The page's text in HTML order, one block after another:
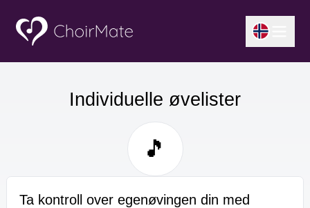
Individuelle øvelister
Ta kontroll over egenøvingen din med
🎵